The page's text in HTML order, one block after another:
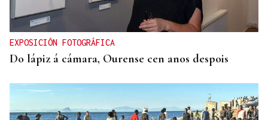
de los exámenes de septiembre
EXPOSICIÓN FOTOGRÁFICA
Do lápiz á cámara, Ourense cen anos despois